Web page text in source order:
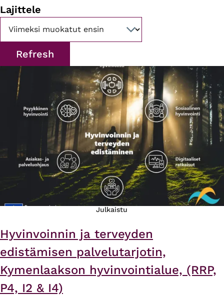
Lajittele
Julkaistu
Hyvinvoinnin ja terveyden
edistämisen palvelutarjotin,
Kymenlaakson hyvinvointialue, (RRP,
P4, I2 & I4)